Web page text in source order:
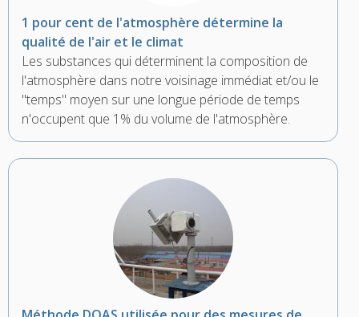
1 pour cent de l'atmosphère détermine la
qualité de l'air et le climat
Les substances qui déterminent la composition de
l'atmosphère dans notre voisinage immédiat et/ou le
"temps" moyen sur une longue période de temps
n'occupent que 1% du volume de l'atmosphère.